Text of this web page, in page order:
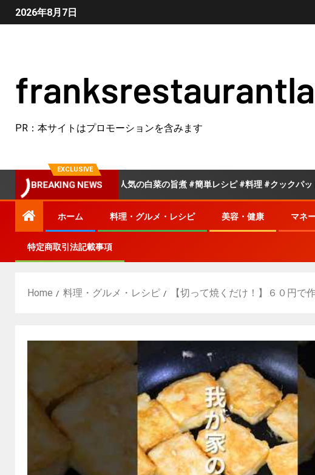
2026年8月7日
PR：本サイトはプロモーションを含みます
EXCLUSIVE
BREAKING NEWS
クックパッドで人気の白菜の旨煮 #簡単レシピ #料理 #クックパッド
ホーム 料理・グルメ・レシピ 美容・健康 マネ
特定商取引法記載事項
Home 料理・グルメ・レシピ 【切って焼くだけ！】６０円